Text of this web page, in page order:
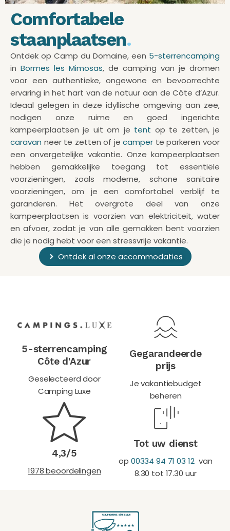
Comfortabele
staanplaatsen.
Ontdek op Camp du Domaine, een 5-sterrencamping
in Bormes les Mimosas, de camping van je dromen
voor een authentieke, ongewone en bevoorrechte
ervaring in het hart van de natuur aan de Côte d’Azur.
Ideaal gelegen in deze idyllische omgeving aan zee,
nodigen onze ruime en goed ingerichte
kampeerplaatsen je uit om je tent op te zetten, je
caravan neer te zetten of jecamper te parkeren voor
een onvergetelijke vakantie. Onze kampeerplaatsen
hebben gemakkelijke toegang tot essentiële
voorzieningen, zoals moderne, schone sanitaire
voorzieningen, om je een comfortabel verblijf te
garanderen. Het overgrote deel van onze
kampeerplaatsen is voorzien van elektriciteit, water
en afvoer, zodat je van alle gemakken bent voorzien
die je nodig hebt voor een stressvrije vakantie.
Ontdek al onze accommodaties
5-sterrencamping
Côte d'Azur
Geselecteerd door
Camping Luxe
Gegarandeerde
prijs
Je vakantiebudget
beheren
4,3/5
1978 beoordelingen
Tot uw dienst
op 00334 94 71 03 12van
8.30 tot 17.30 uur